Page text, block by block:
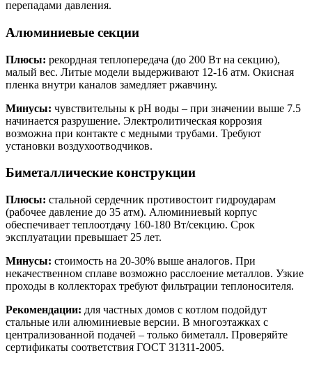
перепадами давления.
Алюминиевые секции
Плюсы: рекордная теплопередача (до 200 Вт на секцию),
малый вес. Литые модели выдерживают 12-16 атм. Окисная
пленка внутри каналов замедляет ржавчину.
Минусы: чувствительны к pH воды – при значении выше 7.5
начинается разрушение. Электролитическая коррозия
возможна при контакте с медными трубами. Требуют
установки воздухоотводчиков.
Биметаллические конструкции
Плюсы: стальной сердечник противостоит гидроударам
(рабочее давление до 35 атм). Алюминиевый корпус
обеспечивает теплоотдачу 160-180 Вт/секцию. Срок
эксплуатации превышает 25 лет.
Минусы: стоимость на 20-30% выше аналогов. При
некачественном сплаве возможно расслоение металлов. Узкие
проходы в коллекторах требуют фильтрации теплоносителя.
Рекомендации: для частных домов с котлом подойдут
стальные или алюминиевые версии. В многоэтажках с
централизованной подачей – только биметалл. Проверяйте
сертификаты соответствия ГОСТ 31311-2005.